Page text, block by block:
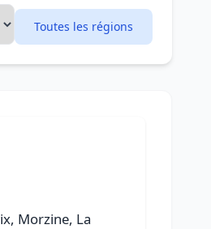
Toutes les régions
Morzine, La